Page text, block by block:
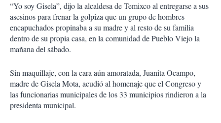
“Yo soy Gisela”, dijo la alcaldesa de Temixco al entregarse a sus
asesinos para frenar la golpiza que un grupo de hombres
encapuchados propinaba a su madre y al resto de su familia
dentro de su propia casa, en la comunidad de Pueblo Viejo la
mañana del sábado.
Sin maquillaje, con la cara aún amoratada, Juanita Ocampo,
madre de Gisela Mota, acudió al homenaje que el Congreso y
las funcionarias municipales de los 33 municipios rindieron a la
presidenta municipal.